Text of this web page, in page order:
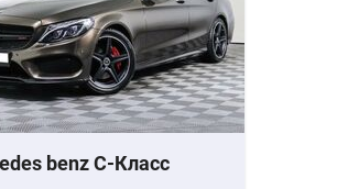
benz C-Класс